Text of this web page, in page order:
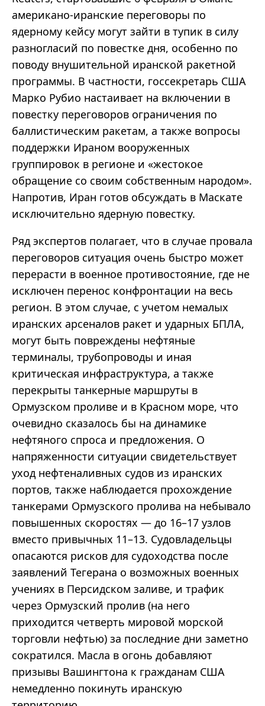
американо-иранские переговоры по
ядерному кейсу могут зайти в тупик в силу
разногласий по повестке дня, особенно по
поводу внушительной иранской ракетной
программы. В частности, госсекретарь США
Марко Рубио настаивает на включении в
повестку переговоров ограничения по
баллистическим ракетам, а также вопросы
поддержки Ираном вооруженных
группировок в регионе и «жестокое
обращение со своим собственным народом».
Напротив, Иран готов обсуждать в Маскате
исключительно ядерную повестку.
Ряд экспертов полагает, что в случае провала
переговоров ситуация очень быстро может
перерасти в военное противостояние, где не
исключен перенос конфронтации на весь
регион. В этом случае, с учетом немалых
иранских арсеналов ракет и ударных БПЛА,
могут быть повреждены нефтяные
терминалы, трубопроводы и иная
критическая инфраструктура, а также
перекрыты танкерные маршруты в
Ормузском проливе и в Красном море, что
очевидно сказалось бы на динамике
нефтяного спроса и предложения. О
напряженности ситуации свидетельствует
уход нефтеналивных судов из иранских
портов, также наблюдается прохождение
танкерами Ормузского пролива на небывало
повышенных скоростях — до 16–17 узлов
вместо привычных 11–13. Судовладельцы
опасаются рисков для судоходства после
заявлений Тегерана о возможных военных
учениях в Персидском заливе, и трафик
через Ормузский пролив (на него
приходится четверть мировой морской
торговли нефтью) за последние дни заметно
сократился. Масла в огонь добавляют
призывы Вашингтона к гражданам США
немедленно покинуть иранскую